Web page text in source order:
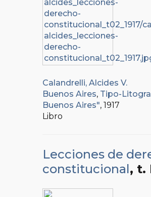
Calandrelli, Alcides V.
Buenos Aires, Tipo-
Buenos Aires", 1917
Libro
Lecciones de
constitucional, t.